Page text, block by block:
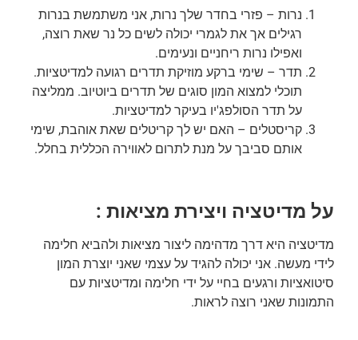
נרות – פזרי בחדר שלך נרות, אני משתמשת בנרות
רגילים אך את לגמרי יכולה לשים כל נר שאת רוצה,
ואפילו נרות ריחניים ונעימים.
תדר – שימי ברקע מוזיקת תדרים רגועה למדיטציות.
תוכלי למצוא המון סוגים של תדרים ביוטיוב. ממליצה
על תדר הסולפג'יו בעיקר למדיטציות.
קריסטלים – האם יש לך קריטלים שאת אוהבת, שימי
אותם סביבך על מנת לתרום לאווירה הכללית בחלל.
על מדיטציה ויצירת מציאות :
מדיטציה היא דרך מדהימה ליצור מציאות ולהביא חלימה
לידי מעשה. אני יכולה להגיד על עצמי שאני יוצרת המון
סיטואציות ורגעים בחיי על ידי חלימה ומדיטציות עם
התמונות שאני רוצה לראות.